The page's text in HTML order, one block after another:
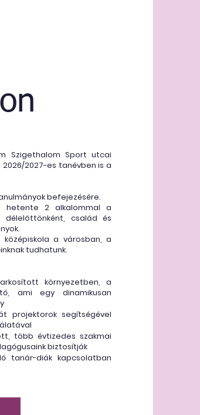
Szigethalom Sport utcai
2027-es tanévben is a
befejezésére.
hetente 2 alkalommal a
család és
a városban, a
tudhatunk.
környezetben, a
ami egy dinamikusan
projektorok segítségével
több évtizedes szakmai
biztosítják
tanár-diák kapcsolatban